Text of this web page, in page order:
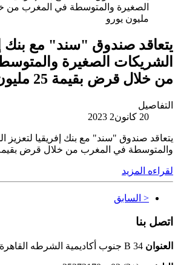
مليون يورو
يتعاقد صندوق "سند" مع بنك
الشريكات الصغيرة
من خلال قرض بقيمة 25 مليون يورو
التفاصيل
20 كانون2 2023
يتعاقد صندوق "سند" مع بنك إفريقيا لتعزيز
والمتوسطة في المغرب من خلال قرض بقيمة 25 مليون
لقراءه المزيد
< السابق
اتصل بنا
العنوان